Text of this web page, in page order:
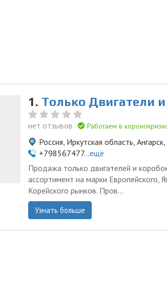
1. Только Двигатели
нет отзывов Работаем в
Россия, Иркутская область,
+798567477...ещё
Продажа только двигателей и
ассортимент на марки Европейского,
Корейского рынков. Пров...
Узнать больше